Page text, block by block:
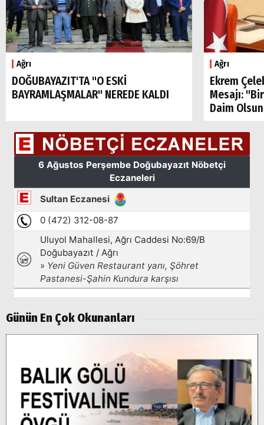
Ağrı
DOĞUBAYAZIT'TA "O ESKİ
BAYRAMLAŞMALAR" NEREDE KALDI
Ağrı
Ekrem
Mesajı:
Daim
Günün En Çok Okunanları
Arama
Ağrı
Doğubayazıt